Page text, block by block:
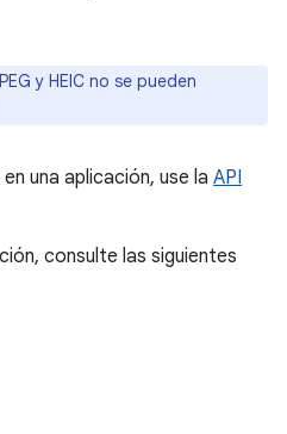
y HEIC no se pueden
una aplicación, use la API
consulte las siguientes